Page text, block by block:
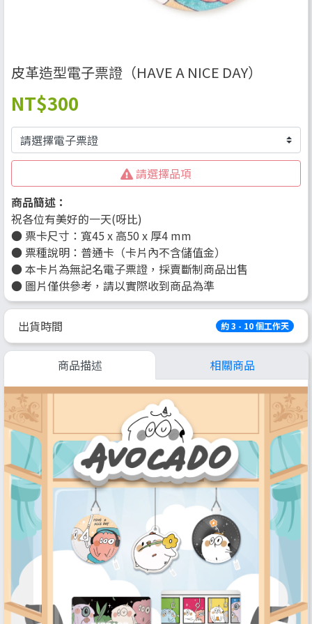
皮革造型電子票證（HAVE A NICE DAY）
NT$300
請選擇品項
商品簡述：
祝各位有美好的一天(呀比)
● 票卡尺寸：寬45 x 高50 x 厚4 mm
● 票種說明：普通卡（卡片內不含儲值金）
● 本卡片為無記名電子票證，採賣斷制商品出售
● 圖片僅供參考，請以實際收到商品為準
出貨時間 約 3 - 10 個工作天
商品描述 相關商品